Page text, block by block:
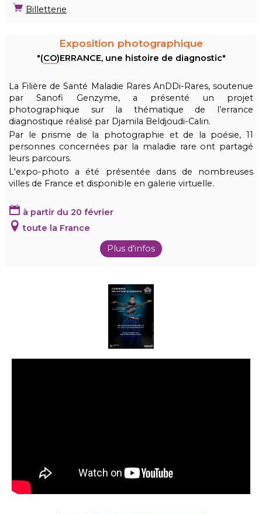
Billetterie
Exposition photographique
"(CO)ERRANCE, une histoire de diagnostic"
La Filière de Santé Maladie Rares AnDDi-Rares, soutenue
par Sanofi Genzyme, a présenté un projet
photographique sur la thématique de l’errance
diagnostique réalisé par Djamila Beldjoudi-Calin.
Par le prisme de la photographie et de la poésie, 11
personnes concernées par la maladie rare ont partagé
leurs parcours.
L'expo-photo a été présentée dans de nombreuses
villes de France et disponible en galerie virtuelle.
à partir du 20 février
toute la France
Plus d'infos